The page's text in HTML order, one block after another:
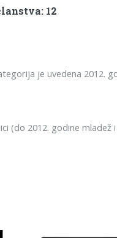
12
je uvedena 2012.
(do 2012. godine mladež